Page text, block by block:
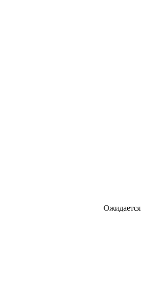
Ожидается